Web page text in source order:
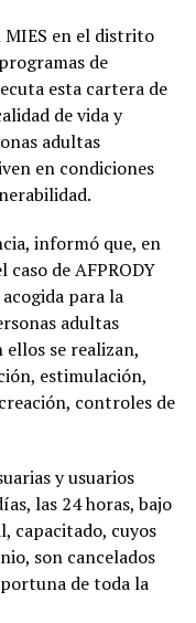
MIES en el distrito
de
esta cartera de
de vida y
adultas
en condiciones
informó que, en
de AFPRODY
para la
adultas
se realizan,
estimulación,
controles de
y usuarios
las 24 horas, bajo
capacitado, cuyos
son cancelados
de toda la